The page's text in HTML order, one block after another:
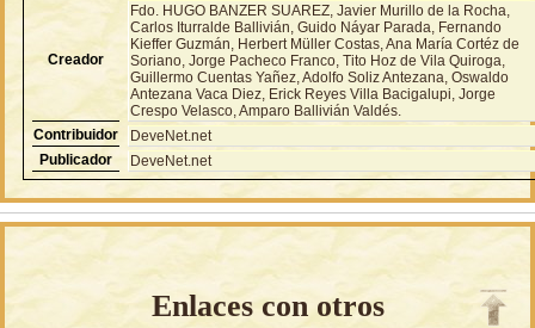
Creador
Fdo. HUGO BANZER SUAREZ, Javier Murillo de la Rocha,
Carlos Iturralde Ballivián, Guido Náyar Parada, Fernando
Kieffer Guzmán, Herbert Müller Costas, Ana María Cortéz de
Soriano, Jorge Pacheco Franco, Tito Hoz de Vila Quiroga,
Guillermo Cuentas Yañez, Adolfo Soliz Antezana, Oswaldo
Antezana Vaca Diez, Erick Reyes Villa Bacigalupi, Jorge
Crespo Velasco, Amparo Ballivián Valdés.
Contribuidor
DeveNet.net
Publicador
DeveNet.net
Enlaces con otros